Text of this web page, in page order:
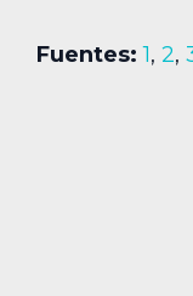
Fuentes: 1, 2,